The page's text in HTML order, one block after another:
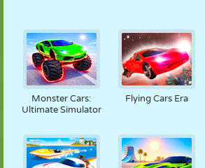
Monster Cars:
Ultimate Simulator
Flying Cars Era